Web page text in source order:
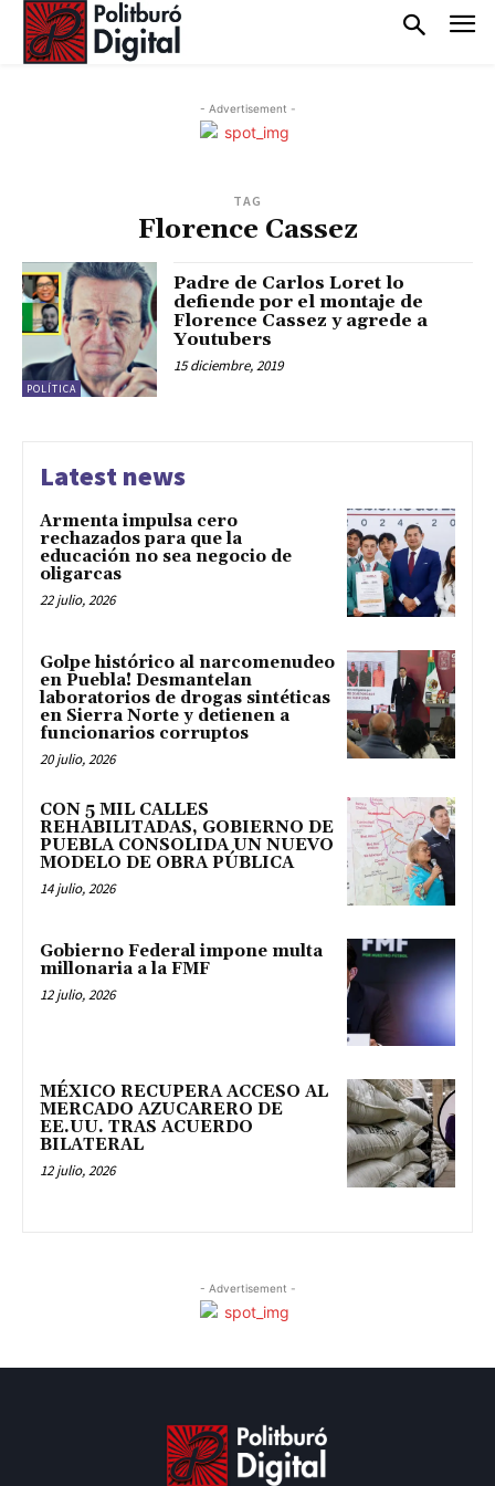
- Advertisement -
TAG
Florence Cassez
POLÍTICA
Padre de Carlos Loret lo
defiende por el montaje de
Florence Cassez y agrede a
Youtubers
15 diciembre, 2019
Latest news
Armenta impulsa cero
rechazados para que la
educación no sea negocio de
oligarcas
22 julio, 2026
Golpe histórico al narcomenudeo
en Puebla! Desmantelan
laboratorios de drogas sintéticas
en Sierra Norte y detienen a
funcionarios corruptos
20 julio, 2026
CON 5 MIL CALLES
REHABILITADAS, GOBIERNO DE
PUEBLA CONSOLIDA UN NUEVO
MODELO DE OBRA PÚBLICA
14 julio, 2026
Gobierno Federal impone multa
millonaria a la FMF
12 julio, 2026
MÉXICO RECUPERA ACCESO AL
MERCADO AZUCARERO DE
EE.UU. TRAS ACUERDO
BILATERAL
12 julio, 2026
- Advertisement -